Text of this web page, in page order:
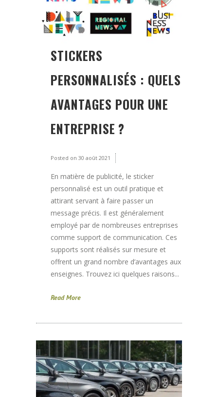
STICKERS
PERSONNALISÉS : QUELS
AVANTAGES POUR UNE
ENTREPRISE ?
Posted on 30 août 2021
En matière de publicité, le sticker
personnalisé est un outil pratique et
attirant servant à faire passer un
message précis. Il est généralement
employé par de nombreuses entreprises
comme support de communication. Ces
supports sont réalisés sur mesure et
offrent un grand nombre d’avantages aux
enseignes. Trouvez ici quelques raisons...
Read More